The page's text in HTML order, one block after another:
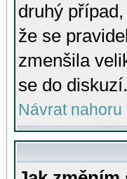
druhý
že se
zmenšila
se do diskuzí.
Návrat nahoru